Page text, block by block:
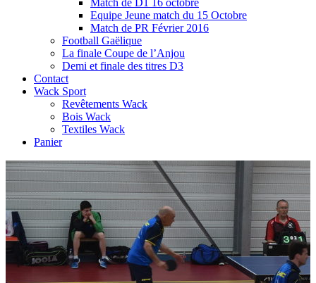
Equipe Jeune match du 15 Octobre
Match de PR Février 2016
Football Gaëlique
La finale Coupe de l’Anjou
Demi et finale des titres D3
Contact
Wack Sport
Revêtements Wack
Bois Wack
Textiles Wack
Panier